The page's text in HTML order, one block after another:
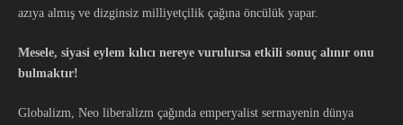
azıya almış ve dizginsiz milliyetçilik çağına öncülük yapar.
Mesele, siyasi eylem kılıcı nereye vurulursa etkili sonuç alınır onu
bulmaktır!
Globalizm, Neo liberalizm çağında emperyalist sermayenin dünya